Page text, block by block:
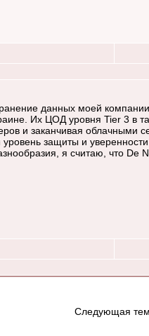
данных моей
Их ЦОД уровня Tier 3 в
и заканчивая облачными
защиты и
я считаю, что
Следующая